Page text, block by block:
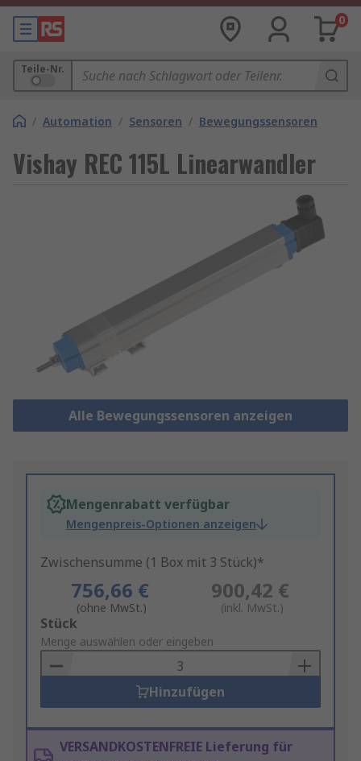
0
Teile-Nr.
/ Automation / Sensoren / Bewegungssensoren
Vishay REC 115L Linearwandler
Alle Bewegungssensoren anzeigen
Mengenrabatt verfügbar
Mengenpreis-Optionen anzeigen
Zwischensumme (1 Box mit 3 Stück)*
756,66 €
(ohne MwSt.)
900,42 €
(inkl. MwSt.)
Add
to
Basket
Stück
Menge auswählen oder eingeben
Hinzufügen
VERSANDKOSTENFREIE Lieferung für